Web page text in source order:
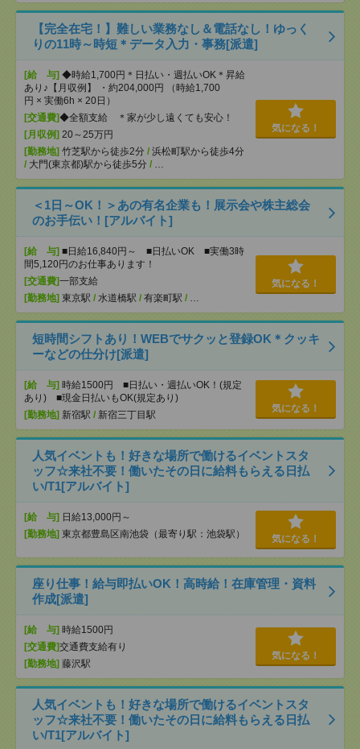
【完全在宅！】難しい業務なし＆電話なし！ゆっく
りの11時～時短＊データ入力・事務[派遣]
[給 与] ◆時給1,700円＊日払い・週払いOK＊昇給
あり♪【月収例】 ・約204,000円 （時給1,700
円 × 実働6h × 20日）
[交通費]◆全額支給 ＊家が少し遠くても安心！
[月収例] 20～25万円
[勤務地] 竹芝駅から徒歩2分 / 浜松町駅から徒歩4分
/ 大門(東京都)駅から徒歩5分 /
気になる！
＜1日～OK！＞あの有名企業も！展示会や株主総会
のお手伝い！[アルバイト]
[給 与] ■日給16,840円～ ■日払いOK ■実働3時
間5,120円のお仕事あります！
[交通費]一部支給
[勤務地] 東京駅 / 水道橋駅 / 有楽町駅 /
気になる！
短時間シフトあり！WEBでサクッと登録OK＊クッキ
ーなどの仕分け[派遣]
[給 与] 時給1500円 ■日払い・週払いOK！(規定
あり) ■現金日払いもOK(規定あり)
[勤務地] 新宿駅 / 新宿三丁目駅
気になる！
人気イベントも！好きな場所で働けるイベントスタ
ッフ☆来社不要！働いたその日に給料もらえる日払
い/T1[アルバイト]
[給 与] 日給13,000円～
[勤務地] 東京都豊島区南池袋（最寄り駅：池袋駅） 気になる！
座り仕事！給与即払いOK！高時給！在庫管理・資料
作成[派遣]
[給 与] 時給1500円
[交通費]交通費支給有り
[勤務地] 藤沢駅
気になる！
人気イベントも！好きな場所で働けるイベントスタ
ッフ☆来社不要！働いたその日に給料もらえる日払
い/T1[アルバイト]